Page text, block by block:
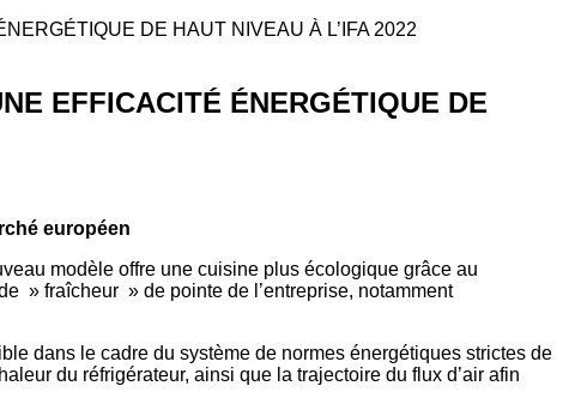
DE HAUT NIVEAU À L’IFA 2022
EFFICACITÉ ÉNERGÉTIQUE DE
européen
modèle offre une cuisine plus écologique grâce au
» fraîcheur » de pointe de l’entreprise, notamment
dans le cadre du système de normes énergétiques strictes de
du réfrigérateur, ainsi que la trajectoire du flux d’air afin